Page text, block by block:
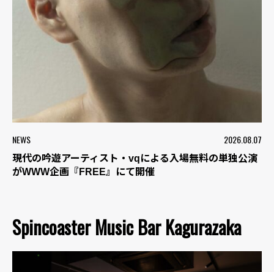
NEWS 2026.08.07
現代の吟遊アーティスト・vqによる入場無料の単独公演
がWWW企画『FREE』にて開催
Spincoaster Music Bar Kagurazaka